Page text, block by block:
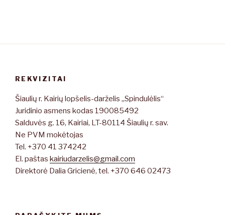
REKVIZITAI
Šiaulių r. Kairių lopšelis-darželis „Spindulėlis“
Juridinio asmens kodas 190085492
Salduvės g. 16, Kairiai, LT-80114 Šiaulių r. sav.
Ne PVM mokėtojas
Tel. +370 41 374242
El. paštas kairiudarzelis@gmail.com
Direktorė Dalia Gricienė, tel. +370 646 02473